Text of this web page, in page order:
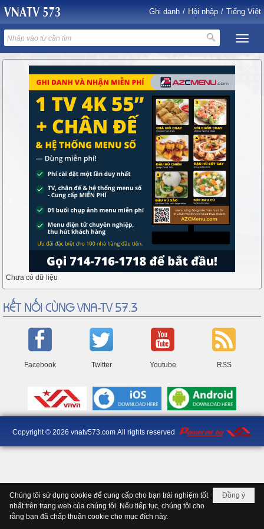
Ghi danh / Hội nhập / Tiếng Việt
Chưa có dữ liệu
KẾT NỐI CÙNG VNA-TV 57.3
Facebook Twitter Youtube RSS
Copyright © 2026 vnatv573.comAll rights reserved
Đồng ý
Chúng tôi sử dụng cookie để cung cấp cho bạn trải nghiệm tốt
nhất trên trang web của chúng tôi. Nếu tiếp tục, chúng tôi cho
rằng bạn đã chấp thuận cookie cho mục đích này.